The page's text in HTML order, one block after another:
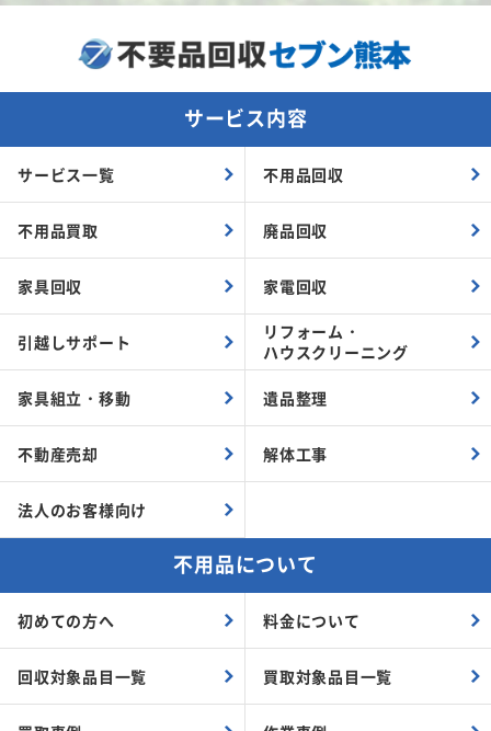
サービス内容
サービス一覧 不用品回収
不用品買取 廃品回収
家具回収 家電回収
引越しサポート
リフォーム・
ハウスクリーニング
家具組立・ 移動 遺品整理
不動産売却 解体工事
法人のお客様向け
不用品について
初めての方へ 料金について
回収対象品目一覧 買取対象品目一覧